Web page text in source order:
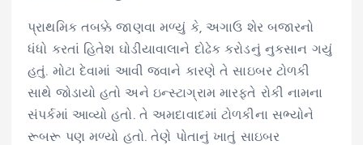
પ્રાથમિક તબક્કે જાણવા મળ્યું કે, અગાઉ શેર બજારનો
ધંધો કરતાં હિતેશ ઘોડીયાવાલાને દોઢેક કરોડનું નુકસાન ગયું
હતું. મોટા દેવામાં આવી જવાને કારણે તે સાઇબર ટોળકી
સાથે જોડાયો હતો અને ઇન્સ્ટાગ્રામ મારફતે રોકી નામના
સંપર્કમાં આવ્યો હતો. તે અમદાવાદમાં ટોળકીના સભ્યોને
રૂબરૂ પણ મળ્યો હતો. તેણે પોતાનું ખાતું સાઇબર